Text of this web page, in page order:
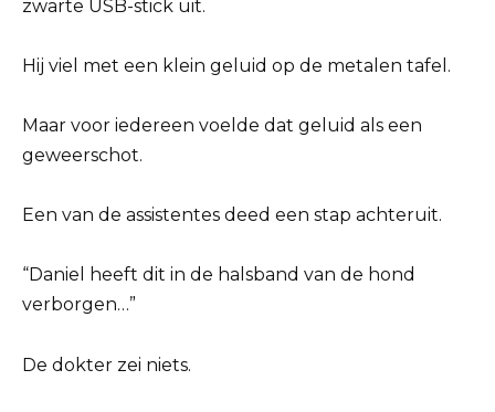
zwarte USB-stick uit.
Hij viel met een klein geluid op de metalen tafel.
Maar voor iedereen voelde dat geluid als een
geweerschot.
Een van de assistentes deed een stap achteruit.
“Daniel heeft dit in de halsband van de hond
verborgen…”
De dokter zei niets.